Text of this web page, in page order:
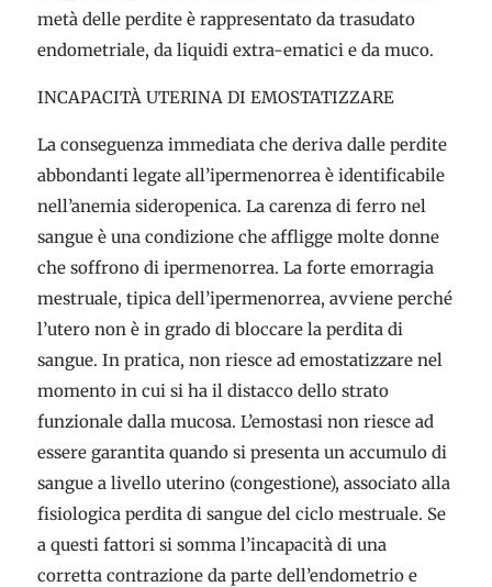
metà delle perdite è rappresentato da trasudato
endometriale, da liquidi extra-ematici e da muco.
INCAPACITÀ UTERINA DI EMOSTATIZZARE
La conseguenza immediata che deriva dalle perdite
abbondanti legate all’ipermenorrea è identificabile
nell’anemia sideropenica. La carenza di ferro nel
sangue è una condizione che affligge molte donne
che soffrono di ipermenorrea. La forte emorragia
mestruale, tipica dell’ipermenorrea, avviene perché
l’utero non è in grado di bloccare la perdita di
sangue. In pratica, non riesce ad emostatizzare nel
momento in cui si ha il distacco dello strato
funzionale dalla mucosa. L’emostasi non riesce ad
essere garantita quando si presenta un accumulo di
sangue a livello uterino (congestione), associato alla
fisiologica perdita di sangue del ciclo mestruale. Se
a questi fattori si somma l’incapacità di una
corretta contrazione da parte dell’endometrio e